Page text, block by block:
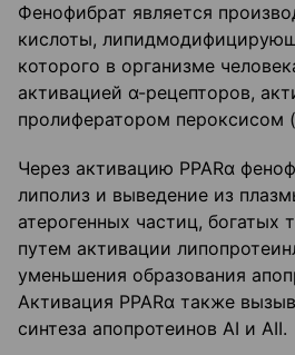
Фенофибрат является
кислоты,
которого в организме
активацией α-рецепторов,
пролифератором пероксисом
Через активацию PPARα
липолиз и выведение из
атерогенных частиц, богатых
путем активации
уменьшения образования
Активация PPARα также
синтеза апопротеинов AI и АII.